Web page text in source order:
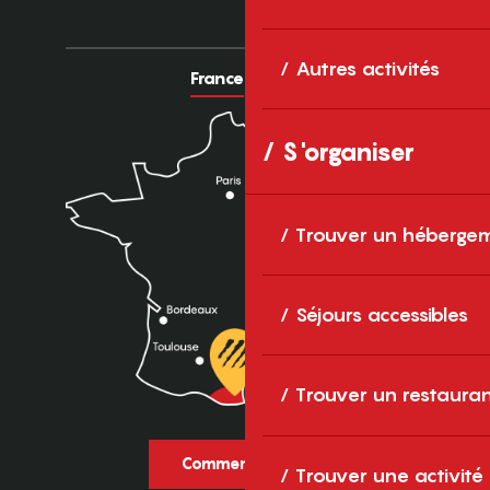
Autres activités
S'organiser
Trouver un
Séjours accessibles
Trouver un
Trouver une activité
France Europe
Comment venir ?